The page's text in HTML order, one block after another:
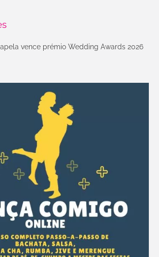
vence prémio Wedding Awards 2026